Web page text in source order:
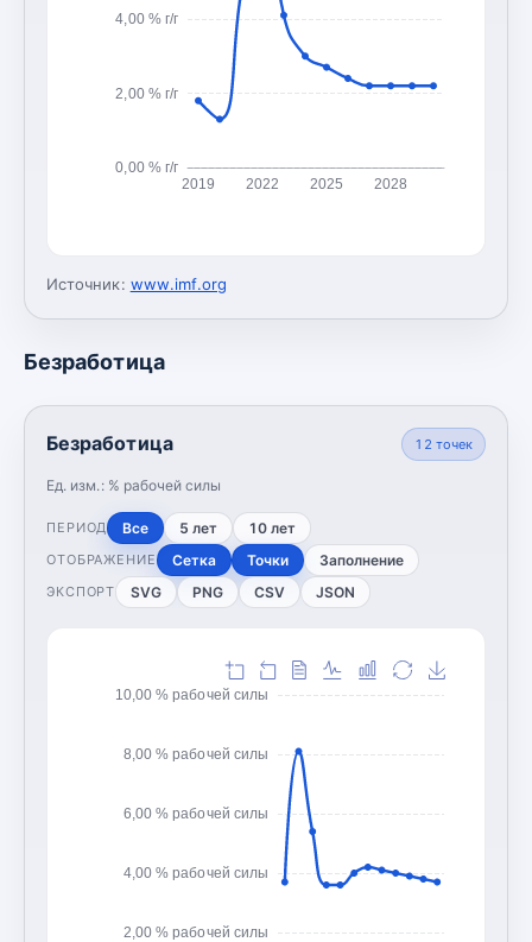
0,00 % г/г
2,00 % г/г
4,00 % г/г
2019 2022 2025 2028
Источник: www.imf.org
Безработица
Безработица
Ед. изм.: % рабочей силы
12 точек
ПЕРИОД Все 5 лет 10 лет
ОТОБРАЖЕНИЕ Сетка Точки Заполнение
ЭКСПОРТ SVG PNG CSV JSON
2,00 % рабочей силы
4,00 % рабочей силы
6,00 % рабочей силы
8,00 % рабочей силы
10,00 % рабочей силы